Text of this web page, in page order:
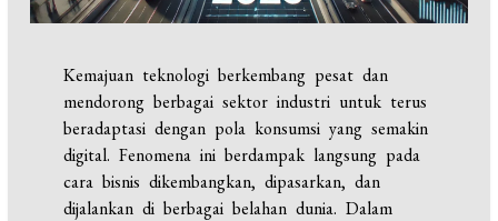
Kemajuan teknologi berkembang pesat dan
mendorong berbagai sektor industri untuk terus
beradaptasi dengan pola konsumsi yang semakin
digital. Fenomena ini berdampak langsung pada
cara bisnis dikembangkan, dipasarkan, dan
dijalankan di berbagai belahan dunia. Dalam